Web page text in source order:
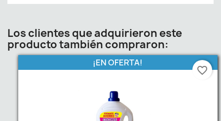
Los clientes que adquirieron este
producto también compraron:
¡EN OFERTA!
favorite_border